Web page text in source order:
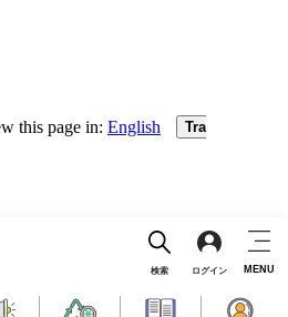
検索 ログイン MENU